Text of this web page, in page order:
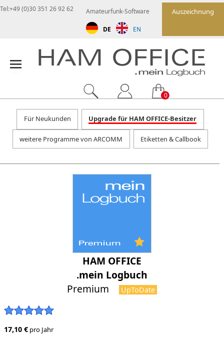
Auszeichnung
Amateurfunk-Software
DE EN
Tel:+49 (0)30 351 26 92 62
0
Für Neukunden Upgrade für HAM OFFICE-Besitzer
weitere Programme von ARCOMM Etiketten & Callbook
HAM OFFICE
.mein Logbuch
Premium
UpToDate
17,10 € pro Jahr